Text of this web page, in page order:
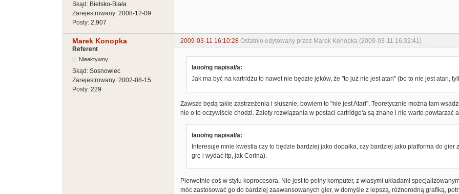
Skąd: Bielsko-Biała
Zarejestrowany: 2008-12-09
Posty: 2,907
Marek Konopka 2009-03-11 16:10:28 Ostatnio edytowany przez Marek Konopka (2009-03-11 16:32:41)
Referent
Nieaktywny
Skąd: Sosnowiec
Zarejestrowany: 2002-08-15
Posty: 229
laoo/ng napisał/a:
Jak ma być na kartridżu to nawet nie będzie jęków, że "to już nie jest atari" (bo to nie jest atari,
Zawsze będą takie zastrzeżenia i słusznie, bowiem to "nie jest Atari". Teoretycznie można tam
nie o to oczywiście chodzi. Zalety rozwiązania w postaci cartridge'a są znane i nie warto powtarzać
laoo/ng napisał/a:
Interesuje mnie kwestia czy to będzie bardziej jako dopałka, czy bardziej jako platforma do
grę i wydać itp, jak Corina).
Pierwotnie coś w stylu koprocesora. Nie jest to pełny komputer, z własymi układami
móc zastosować go do bardziej zaawansowanych gier, w domyśle z lepszą, różnorodną grafiką,